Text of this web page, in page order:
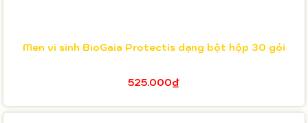
Men vi sinh BioGaia Protectis dạng bột hộp 30 gói
525.000₫